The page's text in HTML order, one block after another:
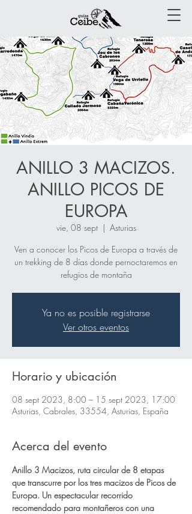
ANILLO 3 MACIZOS.
ANILLO PICOS DE
EUROPA
vie, 08 sept
  |
Asturias
Ven a conocer los Picos de Europa a través de
un trekking de 8 días donde pernoctaremos en
refugios de montaña
Ya no es posible registrarse
Ver otros eventos
Horario y ubicación
08 sept 2023, 8:00 – 15 sept 2023, 17:00
Asturias, Cabrales, 33554, Asturias, España
Acerca del evento
Anillo 3 Macizos, ruta circular de 8 etapas
que transcurre por los tres macizos de Picos de
Europa. Un espectacular recorrido
recomendado para montañeros con una